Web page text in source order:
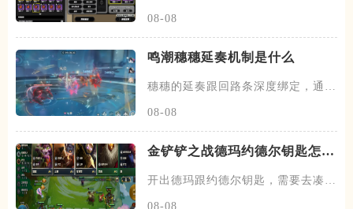
08-08
鸣潮穗穗延奏机制是什么
穗穗的延奏跟回路条深度绑定，通过
08-08
金铲铲之战德玛约德尔钥匙怎么
开出德玛跟约德尔钥匙，需要去凑约
08-08